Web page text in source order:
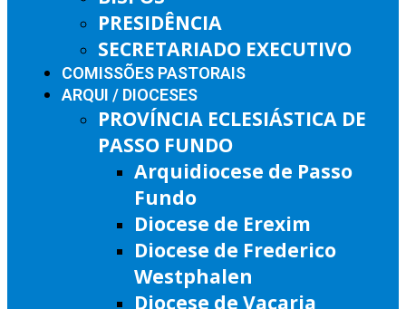
PRESIDÊNCIA
SECRETARIADO EXECUTIVO
COMISSÕES PASTORAIS
ARQUI / DIOCESES
PROVÍNCIA ECLESIÁSTICA DE
PASSO FUNDO
Arquidiocese de Passo
Fundo
Diocese de Erexim
Diocese de Frederico
Westphalen
Diocese de Vacaria